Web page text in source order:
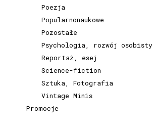
Poezja
Popularnonaukowe
Pozostałe
Psychologia, rozwój osobisty
Reportaż, esej
Science-fiction
Sztuka, Fotografia
Vintage Minis
Promocje